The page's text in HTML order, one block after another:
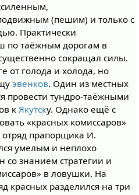
(пешим) и только с
Практически
по таёжным дорогам в
сокращал силы.
от голода и холода, но
эвенков. Один из местных
провести тундро-таёжными
к Якутску. Однако ещё с
«красных комиссаров»
отряд прапорщика И.
умелым и неплохо
знанием стратегии и
в ловушки. На
красных разделился на три